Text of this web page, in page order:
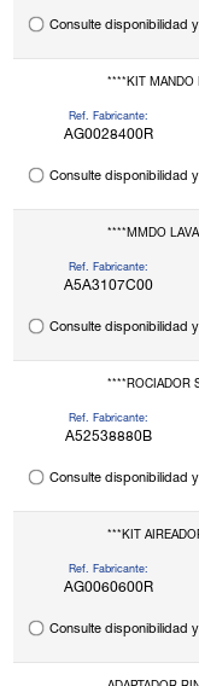
Consulte disponibilidad
****KIT MANDO
Ref. Fabricante:
AG0028400R
Consulte disponibilidad
****MMDO
Ref. Fabricante:
A5A3107C00
Consulte disponibilidad
****ROCIADOR
Ref. Fabricante:
A52538880B
Consulte disponibilidad
***KIT
Ref. Fabricante:
AG0060600R
Consulte disponibilidad